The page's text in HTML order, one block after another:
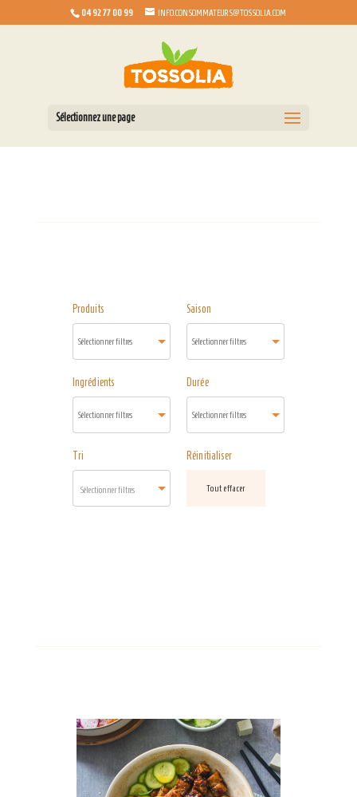
04 92 77 00 99 INFO.CONSOMMATEURS@TOSSOLIA.COM
Sélectionnez une page
Produits Saison
Ingrédients Durée
Tri
Sélectionner filtres
Réinitialiser
Tout effacer